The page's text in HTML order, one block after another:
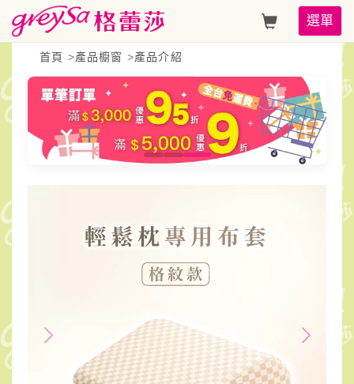
GreySa
格
蕾
莎
【輕
枕
備
套
（格
Toggle
選單
首頁 >產品櫥窗 >產品介紹